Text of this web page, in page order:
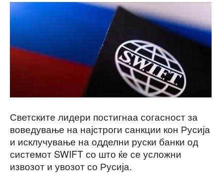
Светските лидери постигнаа согасност за
воведување на најстроги санкции кон Русија
и исклучување на одделни руски банки од
системот SWIFT со што ќе се усложни
извозот и увозот со Русија.